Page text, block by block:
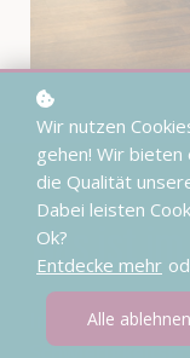
Was ist im
Im Paket sind
Wir nutzen
gehen! Wir
die Qualität
Dabei leisten
Ok?
Entdecke mehr
Alle ablehnen